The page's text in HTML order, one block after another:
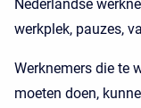
Nederlandse
werkplek, pauzes,
Werknemers die te
moeten doen,